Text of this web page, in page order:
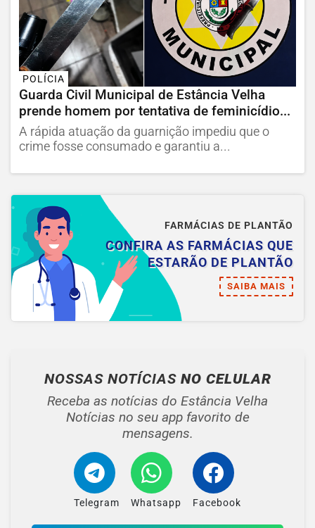
POLÍCIA
Guarda Civil Municipal de Estância Velha
prende homem por tentativa de feminicídio...
A rápida atuação da guarnição impediu que o
crime fosse consumado e garantiu a...
FARMÁCIAS DE PLANTÃO
CONFIRA AS FARMÁCIAS QUE
ESTARÃO DE PLANTÃO
SAIBA MAIS
NOSSAS NOTÍCIAS NO CELULAR
Receba as notícias do Estância Velha
Notícias no seu app favorito de
mensagens.
Telegram Whatsapp Facebook